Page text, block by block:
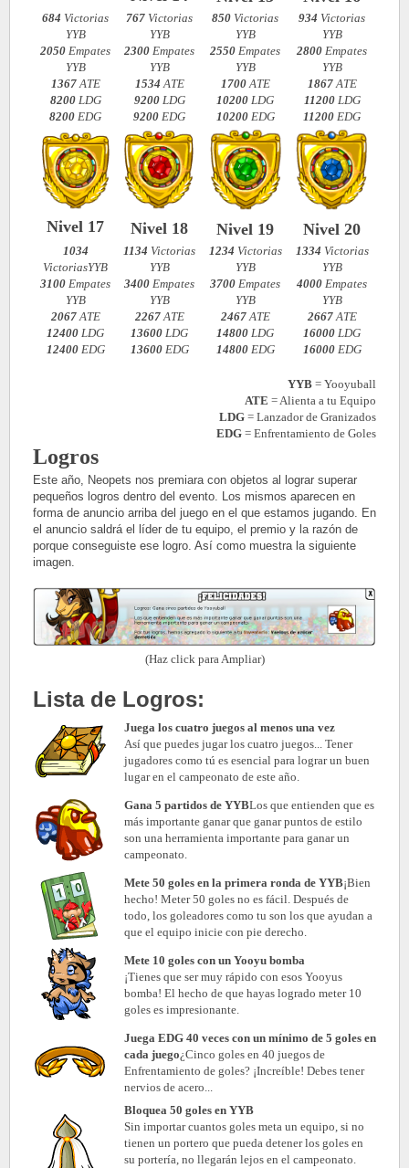
684 Victorias
YYB
2050 Empates
YYB
1367ATE
8200LDG
8200 EDG
767 Victorias
YYB
2300 Empates
YYB
1534 ATE
9200LDG
9200 EDG
850 Victorias
YYB
2550 Empates
YYB
1700ATE
10200 LDG
10200EDG
934 Victorias
YYB
2800 Empates
YYB
1867ATE
11200LDG
11200 EDG
Nivel 17 Nivel 18 Nivel 19 Nivel 20
1034
VictoriasYYB
3100 Empates
YYB
2067 ATE
12400 LDG
12400EDG
1134 Victorias
YYB
3400 Empates
YYB
2267 ATE
13600 LDG
13600 EDG
1234 Victorias
YYB
3700 Empates
YYB
2467ATE
14800 LDG
14800EDG
1334 Victorias
YYB
4000 Empates
YYB
2667ATE
16000 LDG
16000 EDG
YYB = Yooyuball
ATE = Alienta a tu Equipo
LDG = Lanzador de Granizados
EDG = Enfrentamiento de Goles
Logros
Este año, Neopets nos premiara con objetos al lograr superar
pequeños logros dentro del evento. Los mismos aparecen en
forma de anuncio arriba del juego en el que estamos jugando. En
el anuncio saldrá el líder de tu equipo, el premio y la razón de
porque conseguiste ese logro. Así como muestra la siguiente
imagen.
(Haz click para Ampliar)
Lista de Logros:
Juega los cuatro juegos al menos una vez
Así que puedes jugar los cuatro juegos... Tener
jugadores como tú es esencial para lograr un buen
lugar en el campeonato de este año.
Gana 5 partidos de YYBLos que entienden que es
más importante ganar que ganar puntos de estilo
son una herramienta importante para ganar un
campeonato.
Mete 50 goles en la primera ronda de YYB¡Bien
hecho! Meter 50 goles no es fácil. Después de
todo, los goleadores como tu son los que ayudan a
que el equipo inicie con pie derecho.
Mete 10 goles con un Yooyu bomba
¡Tienes que ser muy rápido con esos Yooyus
bomba! El hecho de que hayas logrado meter 10
goles es impresionante.
Juega EDG 40 veces con un mínimo de 5 goles en
cada juego¿Cinco goles en 40 juegos de
Enfrentamiento de goles? ¡Increíble! Debes tener
nervios de acero...
Bloquea 50 goles en YYB
Sin importar cuantos goles meta un equipo, si no
tienen un portero que pueda detener los goles en
su portería, no llegarán lejos en el campeonato.